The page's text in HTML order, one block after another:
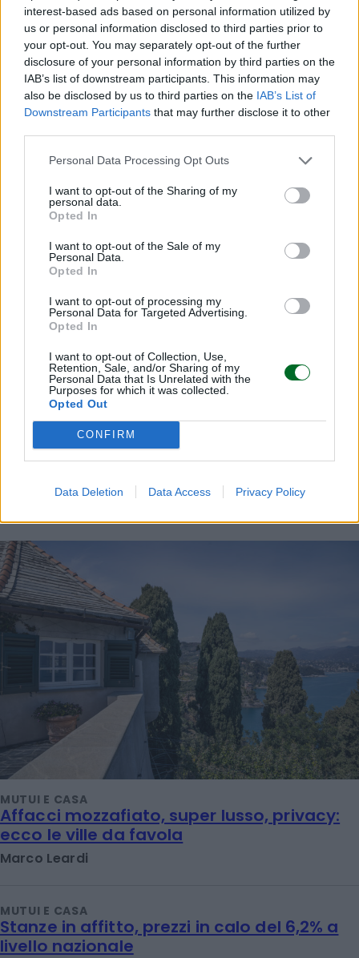
interest-based ads based on personal information utilized by
us or personal information disclosed to third parties prior to
your opt-out. You may separately opt-out of the further
disclosure of your personal information by third parties on the
IAB’s list of downstream participants. This information may
also be disclosed by us to third parties on the IAB’s List of
Downstream Participants that may further disclose it to other
Personal Data Processing Opt Outs
I want to opt-out of the Sharing of my
personal data.
Opted In
I want to opt-out of the Sale of my
Personal Data.
Opted In
I want to opt-out of processing my
Personal Data for Targeted Advertising.
Opted In
I want to opt-out of Collection, Use,
Retention, Sale, and/or Sharing of my
Personal Data that Is Unrelated with the
Purposes for which it was collected.
Opted Out
CONFIRM
Data Deletion Data Access Privacy Policy
© RIPRODUZIONE RISERVATA
immobiliare
MUTUI E CASA
Affacci mozzafiato, super lusso, privacy:
ecco le ville da favola
Marco Leardi
MUTUI E CASA
Stanze in affitto, prezzi in calo del 6,2% a
livello nazionale